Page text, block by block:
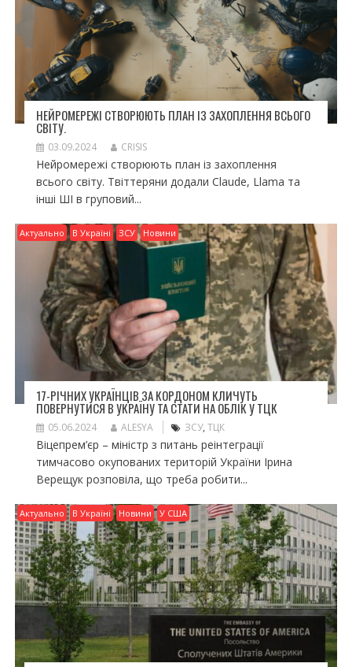
НЕЙРОМЕРЕЖІ СТВОРЮЮТЬ ПЛАН ІЗ ЗАХОПЛЕННЯ ВСЬОГО
СВІТУ.
03.09.2024 CRISIS
Нейромережі створюють план із захоплення
всього світу. Твіттеряни додали Claude, Llama та
інші ШІ в груповий...
Актуально В Україні ЗСУ Новини
17-РІЧНИХ УКРАЇНЦІВ ЗА КОРДОНОМ КЛИЧУТЬ
ПОВЕРНУТИСЯ В УКРАЇНУ ТА СТАТИ НА ОБЛІК У ТЦК
05.06.2024 ALESYA ЗСУ, ТЦК
Віцепрем’єр – міністр з питань реінтеграції
тимчасово окупованих територій України Ірина
Верещук розповіла, що треба робити...
Актуально В Україні Новини У США